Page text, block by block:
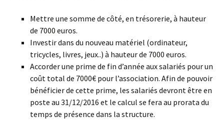
Mettre une somme de côté, en trésorerie, à hauteur
de 7000 euros.
Investir dans du nouveau matériel (ordinateur,
tricycles, livres, jeux..) à hauteur de 7000 euros.
Accorder une prime de fin d’année aux salariés pour un
coût total de 7000€ pour l’association. Afin de pouvoir
bénéficier de cette prime, les salariés devront être en
poste au 31/12/2016 et le calcul se fera au prorata du
temps de présence dans la structure.